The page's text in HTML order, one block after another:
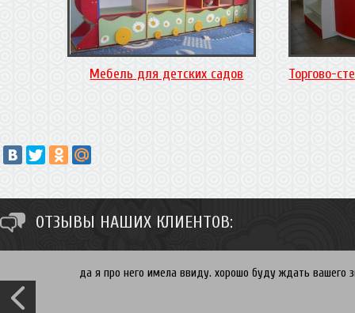
Мебель для детских садов Торгово-
ОТЗЫВЫ НАШИХ КЛИЕНТОВ:
Спасибо Ирина. Вы хотите встроенный в нишу шкаф